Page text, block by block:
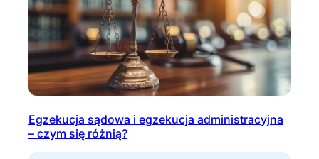
Egzekucja sądowa i egzekucja administracyjna
– czym się różnią?